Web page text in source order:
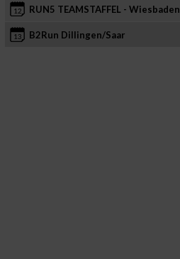
12 RUN5 TEAMSTAFFEL - Wiesbaden
13 B2Run Dillingen/Saar